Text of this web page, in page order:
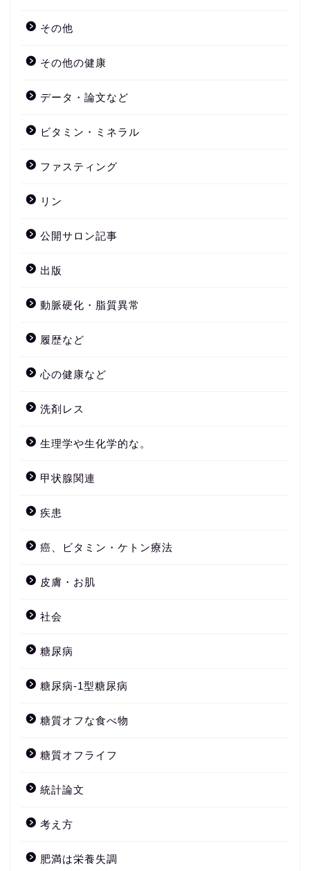
その他
その他の健康
データ・論文など
ビタミン・ミネラル
ファスティング
リン
公開サロン記事
出版
動脈硬化・脂質異常
履歴など
心の健康など
洗剤レス
生理学や生化学的な。
甲状腺関連
疾患
癌、ビタミン・ケトン療法
皮膚・お肌
社会
糖尿病
糖尿病-1型糖尿病
糖質オフな食べ物
糖質オフライフ
統計論文
考え方
肥満は栄養失調